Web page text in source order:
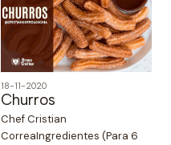
18-11-2020
Churros
Chef Cristian
CorreaIngredientes (Para 6